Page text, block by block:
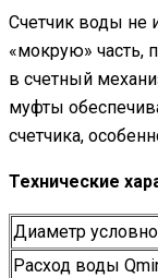
Счетчик воды не
«мокрую» часть,
в счетный
муфты
счетчика,
Технические
Диаметр
Расход воды